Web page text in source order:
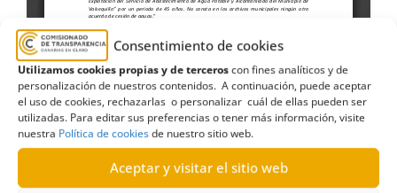
Consentimiento de cookies
Utilizamos cookies propias y de terceroscon fines analíticos y de
personalización de nuestros contenidos. A continuación, puede aceptar
el uso de cookies, rechazarlas o personalizar cuál de ellas pueden ser
utilizadas. Para editar sus preferencias o tener más información, visite
nuestra Política de cookiesde nuestro sitio web.
Aceptar y visitar el sitio web
Acuerdos,agua,AGUACANA S.A.,Ayuntamiento
de Valsequillo,Cargos electos,cesión de agua,
Derecho de acceso,Entidad local,
Servicios Públicos